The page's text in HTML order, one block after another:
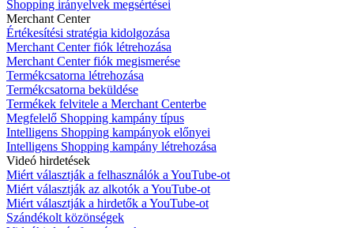
Shopping irányelvek megsértései
Merchant Center
Értékesítési stratégia kidolgozása
Merchant Center fiók létrehozása
Merchant Center fiók megismerése
Termékcsatorna létrehozása
Termékcsatorna beküldése
Termékek felvitele a Merchant Centerbe
Megfelelő Shopping kampány típus
Intelligens Shopping kampányok előnyei
Intelligens Shopping kampány létrehozása
Videó hirdetések
Miért választják a felhasználók a YouTube-ot
Miért választják az alkotók a YouTube-ot
Miért választják a hirdetők a YouTube-ot
Szándékolt közönségek